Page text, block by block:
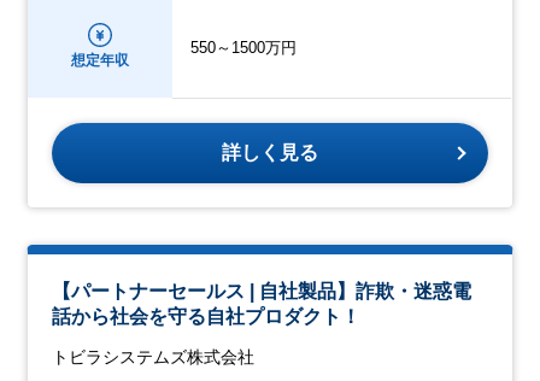
想定年収
550～1500万円
詳しく見る
【パートナーセールス | 自社製品】詐欺・迷惑電
話から社会を守る自社プロダクト！
トビラシステムズ株式会社